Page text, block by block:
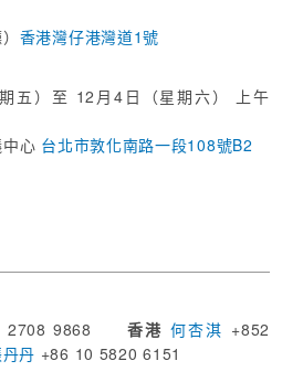
香港灣仔港灣道1號
五）至 12月4日（星期六） 上午
心 台北市敦化南路一段108號B2
2708 9868 香港 何杏淇 +852
丹 +86 10 5820 6151